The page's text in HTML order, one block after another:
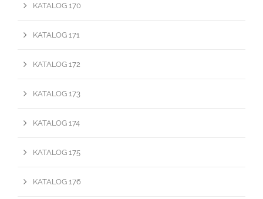
KATALOG 170
KATALOG 171
KATALOG 172
KATALOG 173
KATALOG 174
KATALOG 175
KATALOG 176